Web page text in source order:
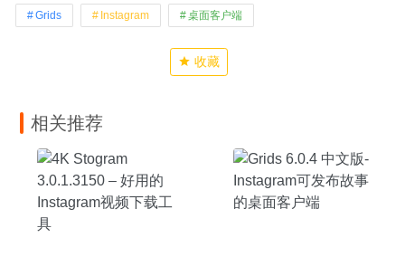
Grids Instagram 桌面客户端
收藏
相关推荐